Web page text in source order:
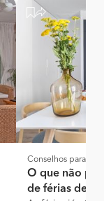
Conselhos para a
O que não
de férias de